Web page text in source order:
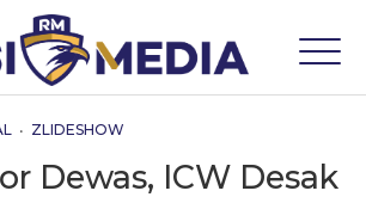
• ZLIDESHOW
Dewas, ICW Desak